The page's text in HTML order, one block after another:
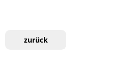
zurück